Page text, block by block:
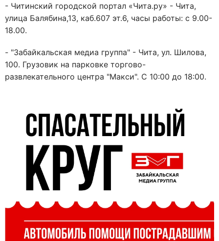
- Читинский городской портал «Чита.ру» - Чита,
улица Балябина,13, каб.607 эт.6, часы работы: с 9.00-
18.00.
- "Забайкальская медиа группа" - Чита, ул. Шилова,
100. Грузовик на парковке торгово-
развлекательного центра "Макси". С 10:00 до 18:00.